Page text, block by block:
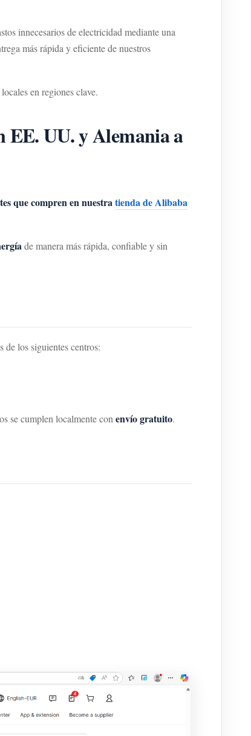
innecesarios de electricidad mediante una
más rápida y eficiente de nuestros
en regiones clave.
UU. y Alemania a
que compren en nuestratienda de Alibaba
de manera más rápida, confiable y sin
de los siguientes centros:
se cumplen localmente conenvío gratuito.